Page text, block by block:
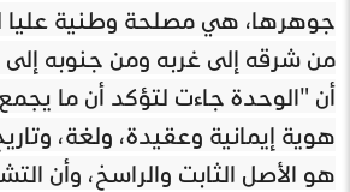
جوهرها، هي مصلحة وطنية عليا
من شرقه إلى غربه ومن جنوبه إلى
أن "الوحدة جاءت لتؤكد أن ما
هوية إيمانية وعقيدة، ولغة،
هو الأصل الثابت والراسخ، وأن